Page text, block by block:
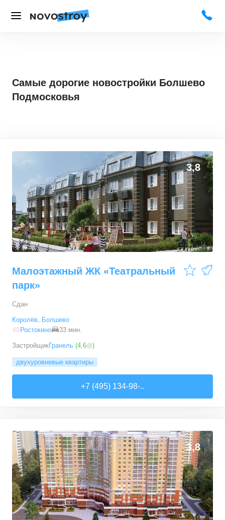
Самые дорогие новостройки Болшево
Подмосковья
3,8
Малоэтажный ЖК «Театральный
парк»
Сдан
Королёв, Болшево
Ростокино
33 мин.
ЗастройщикГранель (4,6 )
двухуровневые квартиры
+7 (495) 134-98-..
3,8